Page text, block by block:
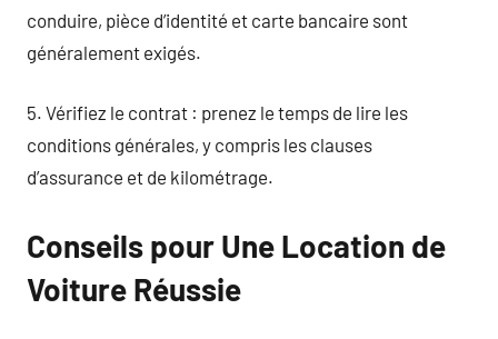
conduire, pièce d’identité et carte bancaire sont
généralement exigés.
5. Vérifiez le contrat : prenez le temps de lire les
conditions générales, y compris les clauses
d’assurance et de kilométrage.
Conseils pour Une Location de
Voiture Réussie